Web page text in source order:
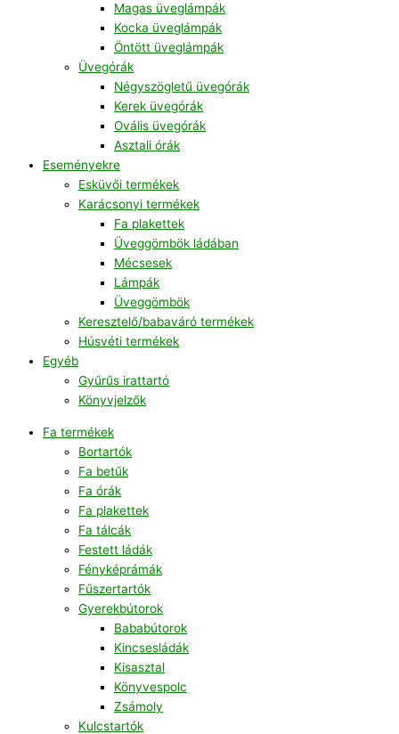
Magas üveglámpák
Kocka üveglámpák
Öntött üveglámpák
Üvegórák
Négyszögletű üvegórák
Kerek üvegórák
Ovális üvegórák
Asztali órák
Eseményekre
Esküvői termékek
Karácsonyi termékek
Fa plakettek
Üveggömbök ládában
Mécsesek
Lámpák
Üveggömbök
Keresztelő/babaváró termékek
Húsvéti termékek
Egyéb
Gyűrűs irattartó
Könyvjelzők
Fa termékek
Bortartók
Fa betűk
Fa órák
Fa plakettek
Fa tálcák
Festett ládák
Fényképrámák
Fűszertartók
Gyerekbútorok
Bababútorok
Kincsesládák
Kisasztal
Könyvespolc
Zsámoly
Kulcstartók